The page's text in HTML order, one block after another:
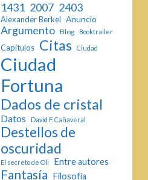
1431 2007 2403
Alexander Berkel Anuncio
Argumento Blog Booktrailer
Capítulos Citas Ciudad
Ciudad
Fortuna
Dados de cristal
Datos David F. Cañaveral
Destellos de
oscuridad
El secreto de Oli Entre autores
Fantasía Filosofía